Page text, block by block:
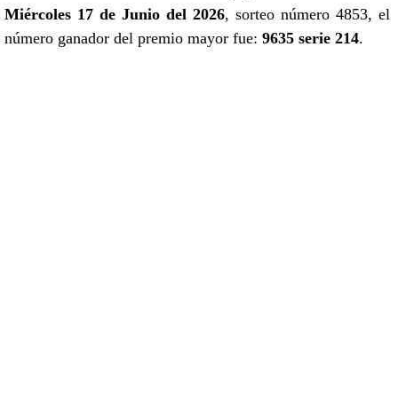
Miércoles 17 de Junio del 2026, sorteo número 4853, el
número ganador del premio mayor fue: 9635 serie 214.